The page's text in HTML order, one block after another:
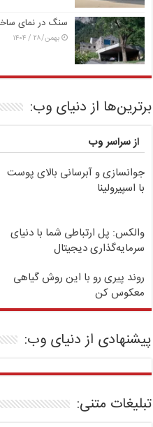
سنگ در نمای
بهمن/۲۸ / ۱۴۰۴
برترین‌ها از دنیای وب:
از سراسر وب
جوانسازی و آبرسانی بالای پوست
با اسپیرولینا
والکس: پل ارتباطی شما با دنیای
سرمایه‌گذاری دیجیتال
روند پیری رو با این روش گیاهی
معکوس کن
پیشنهادی از دنیای وب:
تبلیغات متنی: